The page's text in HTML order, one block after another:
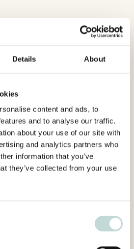
Details About
content and ads, to
and to analyse our traffic.
about your use of our site with
and analytics partners who
information that you’ve
they’ve collected from your use